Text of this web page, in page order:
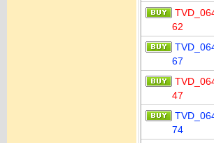
62
67
47
74